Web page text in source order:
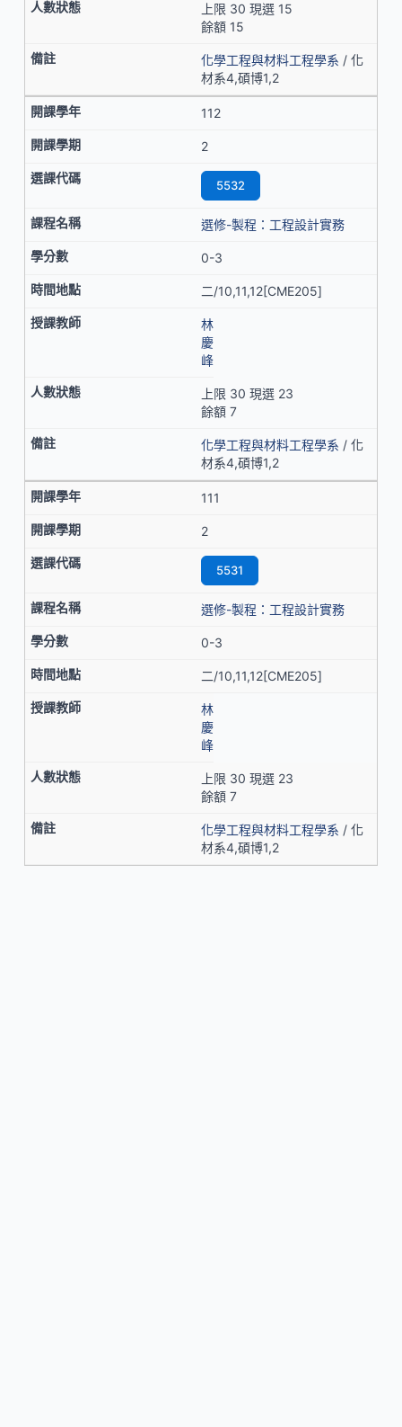
上限 30 現選 15
餘額 15
化學工程與材料工程學系 / 化
材系4,碩博1,2
112
2
5532
選修-製程：工程設計實務
0-3
二/10,11,12[CME205]
林
慶
峰
上限 30 現選 23
餘額 7
化學工程與材料工程學系 / 化
材系4,碩博1,2
111
2
5531
選修-製程：工程設計實務
0-3
二/10,11,12[CME205]
林
慶
峰
上限 30 現選 23
餘額 7
化學工程與材料工程學系 / 化
材系4,碩博1,2